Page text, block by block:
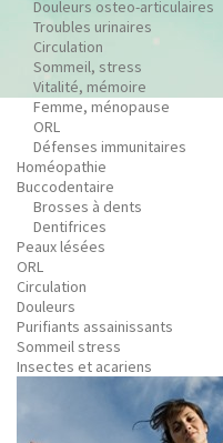
Douleurs osteo-articulaires
Troubles urinaires
Circulation
Sommeil, stress
Vitalité, mémoire
Femme, ménopause
ORL
Défenses immunitaires
Homéopathie
Buccodentaire
Brosses à dents
Dentifrices
Peaux lésées
ORL
Circulation
Douleurs
Purifiants assainissants
Sommeil stress
Insectes et acariens